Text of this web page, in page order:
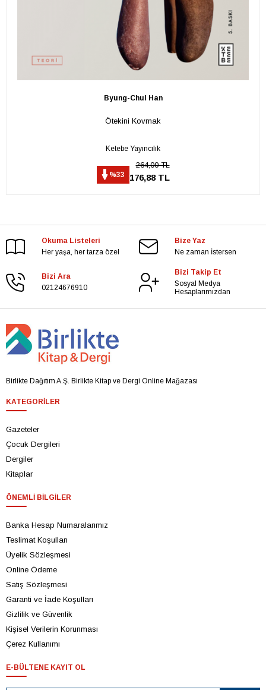
Byung-Chul Han
Ötekini Kovmak
Ketebe Yayıncılık
%33
264,00 TL
176,88 TL
Okuma Listeleri
Her yaşa, her tarza özel
Bize Yaz
Ne zaman İstersen
Bizi Ara
02124676910
Bizi Takip Et
Sosyal Medya
Hesaplarımızdan
Birlikte Dağıtım A.Ş. Birlikte Kitap ve Dergi Online Mağazası
KATEGORILER
Gazeteler
Çocuk Dergileri
Dergiler
Kitaplar
ÖNEMLI BILGILER
Banka Hesap Numaralarımız
Teslimat Koşulları
Üyelik Sözleşmesi
Online Ödeme
Satış Sözleşmesi
Garanti ve İade Koşulları
Gizlilik ve Güvenlik
Kişisel Verilerin Korunması
Çerez Kullanımı
E-BÜLTENE KAYIT OL